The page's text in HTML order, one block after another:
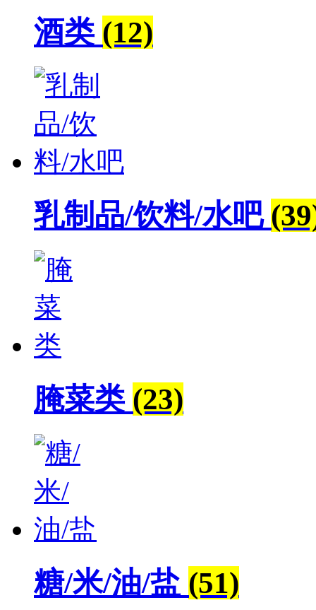
酒类 (12)
乳制品/饮料/水吧
腌菜类 (23)
糖/米/油/盐 (51)